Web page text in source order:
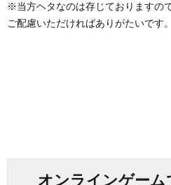
※当方ヘタなのは存じておりますの
ご配慮いただければありがたいです。
オンラインゲーム